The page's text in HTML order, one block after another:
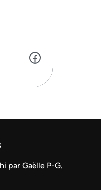
Facebook
par Gaëlle P-G.